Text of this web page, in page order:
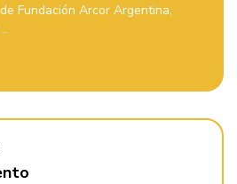
Fundación Arcor Argentina,